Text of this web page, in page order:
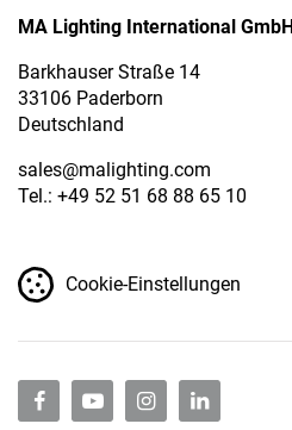
MA Lighting International GmbH
Barkhauser Straße 14
33106 Paderborn
Deutschland
sales@malighting.com
Tel.: +49 52 51 68 88 65 10
Cookie-Einstellungen